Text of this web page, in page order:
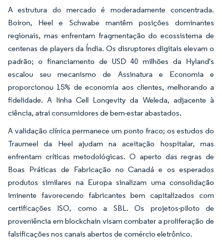
A estrutura do mercado é moderadamente concentrada.
Boiron, Heel e Schwabe mantêm posições dominantes
regionais, mas enfrentam fragmentação do ecossistema de
centenas de players da Índia. Os disruptores digitais elevam o
padrão; o financiamento de USD 40 milhões da Hyland's
escalou seu mecanismo de Assinatura e Economia e
proporcionou 15% de economia aos clientes, melhorando a
fidelidade. A linha Cell Longevity da Weleda, adjacente à
ciência, atrai consumidores de bem-estar abastados.
A validação clínica permanece um ponto fraco; os estudos do
Traumeel da Heel ajudam na aceitação hospitalar, mas
enfrentam críticas metodológicas. O aperto das regras de
Boas Práticas de Fabricação no Canadá e os esperados
produtos similares na Europa sinalizam uma consolidação
iminente favorecendo fabricantes bem capitalizados com
certificações ISO, como a SBL. Os projetos-piloto de
proveniência em blockchain visam combater a proliferação de
falsificações nos canais abertos de comércio eletrônico.